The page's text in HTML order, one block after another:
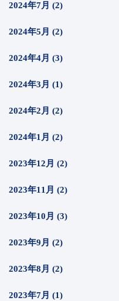
2024年7月 (2)
2024年5月 (2)
2024年4月 (3)
2024年3月 (1)
2024年2月 (2)
2024年1月 (2)
2023年12月 (2)
2023年11月 (2)
2023年10月 (3)
2023年9月 (2)
2023年8月 (2)
2023年7月 (1)